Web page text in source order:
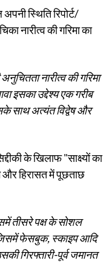
स्थिति रिपोर्ट/
नारीत्व की गरिमा का
नारीत्व की गरिमा
इसका उद्देश्य एक गरीब
साथ अत्यंत विद्वेष और
के खिलाफ "साक्ष्यों का
हिरासत में पूछताछ
तीसरे पक्ष के सोशल
जिसमें फेसबुक, स्काइप आदि
गिरफ्तारी-पूर्व जमानत